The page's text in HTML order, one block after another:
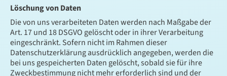
Löschung von Daten
Die von uns verarbeiteten Daten werden nach Maßgabe der
Art. 17 und 18 DSGVO gelöscht oder in ihrer Verarbeitung
eingeschränkt. Sofern nicht im Rahmen dieser
Datenschutzerklärung ausdrücklich angegeben, werden die
bei uns gespeicherten Daten gelöscht, sobald sie für ihre
Zweckbestimmung nicht mehr erforderlich sind und der